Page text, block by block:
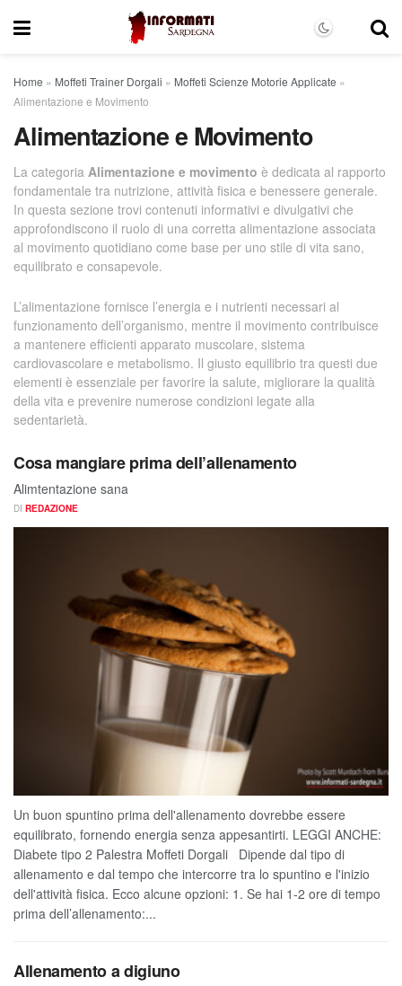
Home » Moffeti Trainer Dorgali » Moffeti Scienze Motorie Applicate »
Alimentazione e Movimento
Alimentazione e Movimento
La categoria Alimentazione e movimento è dedicata al rapporto
fondamentale tra nutrizione, attività fisica e benessere generale.
In questa sezione trovi contenuti informativi e divulgativi che
approfondiscono il ruolo di una corretta alimentazione associata
al movimento quotidiano come base per uno stile di vita sano,
equilibrato e consapevole.
L’alimentazione fornisce l’energia e i nutrienti necessari al
funzionamento dell’organismo, mentre il movimento contribuisce
a mantenere efficienti apparato muscolare, sistema
cardiovascolare e metabolismo. Il giusto equilibrio tra questi due
elementi è essenziale per favorire la salute, migliorare la qualità
della vita e prevenire numerose condizioni legate alla
sedentarietà.
Cosa mangiare prima dell’allenamento
Alimtentazione sana
DI REDAZIONE
Un buon spuntino prima dell'allenamento dovrebbe essere
equilibrato, fornendo energia senza appesantirti. LEGGI ANCHE:
Diabete tipo 2 Palestra Moffeti Dorgali Dipende dal tipo di
allenamento e dal tempo che intercorre tra lo spuntino e l'inizio
dell'attività fisica. Ecco alcune opzioni: 1. Se hai 1-2 ore di tempo
prima dell’allenamento:...
Allenamento a digiuno